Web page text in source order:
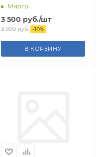
Много
3 500 руб./шт
3 900руб. -10%
В КОРЗИНУ